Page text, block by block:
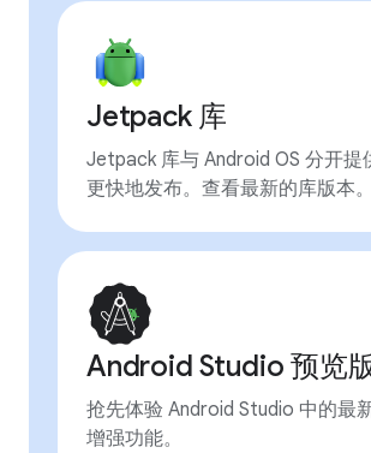
Jetpack 库
Jetpack 库与 Android OS 分开提
更快地发布。查看最新的库版本。
Android Studio 预览
抢先体验 Android Studio 中的最
增强功能。